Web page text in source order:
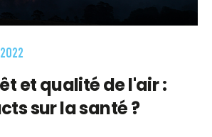
et qualité de l'air :
sur la santé ?